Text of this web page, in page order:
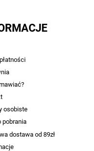
osobiste
pobrania
dostawa od 89zł